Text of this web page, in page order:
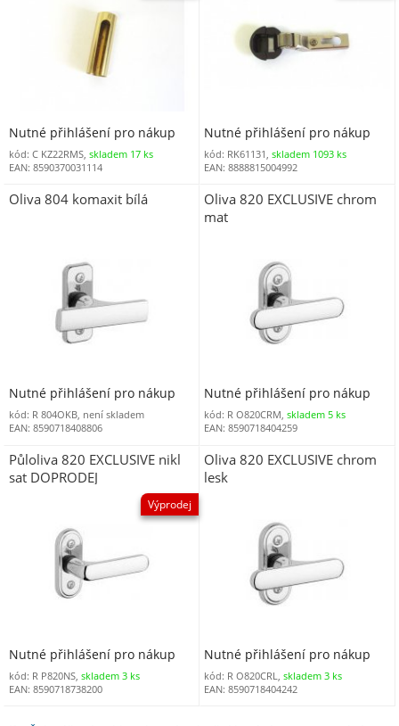
Nutné přihlášení pro nákup
kód: C KZ22RMS, skladem 17 ks
EAN: 8590370031114
Nutné přihlášení pro nákup
kód: RK61131,skladem 1093 ks
EAN: 8888815004992
Oliva 804 komaxit bílá
Nutné přihlášení pro nákup
kód: R 804OKB, není skladem
EAN: 8590718408806
Oliva 820 EXCLUSIVE chrom
mat
Nutné přihlášení pro nákup
kód: R O820CRM,skladem 5 ks
EAN: 8590718404259
Půloliva 820 EXCLUSIVE nikl
sat DOPRODEJ
Výprodej
Nutné přihlášení pro nákup
kód: R P820NS, skladem 3 ks
EAN: 8590718738200
Oliva 820 EXCLUSIVE chrom
lesk
Nutné přihlášení pro nákup
kód: R O820CRL,skladem 3 ks
EAN: 8590718404242